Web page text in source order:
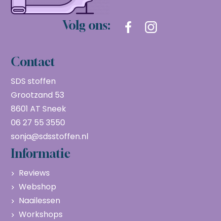
Volg ons:
Contact
SDS stoffen
Grootzand 53
8601 AT Sneek
06 27 55 3550
sonja@sdsstoffen.nl
Informatie
Reviews
Webshop
Naailessen
Workshops